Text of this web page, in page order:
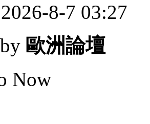
8-7 03:27
歐洲論壇
Now